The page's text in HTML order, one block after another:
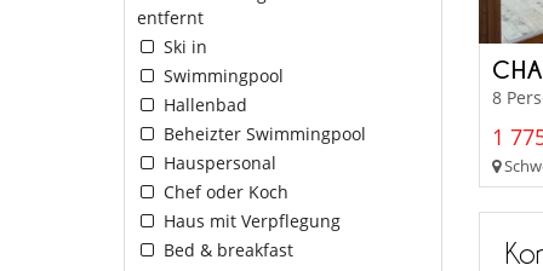
entfernt
Ski in
Swimmingpool
Hallenbad
Beheizter Swimmingpool
Hauspersonal
Chef oder Koch
Haus mit Verpflegung
Bed & breakfast
8
1